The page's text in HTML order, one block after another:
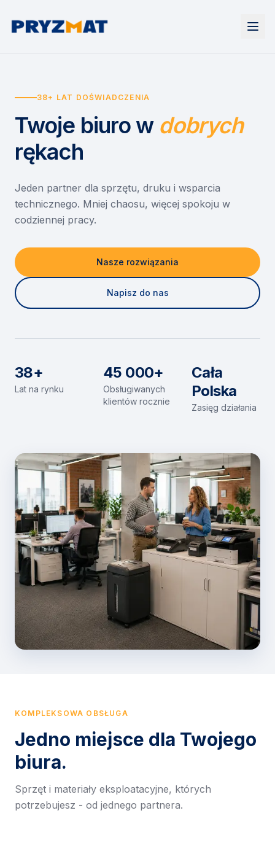
Urządzenia
Drukarki i urządzenia wielofunkcyjne
Etykiety i identyfikacja
Skanery i obieg dokumentów
Monitory interaktywne
Niszczarki dokumentów
Wynajem drukarek
Wynajem urządzeń biurowych
Asystent druku
EZD RP
Misja szkoła
Serwis
O nas
Kontakt
38+ LAT DOŚWIADCZENIA
Twoje biuro w dobrych
rękach
Jeden partner dla sprzętu, druku i wsparcia
technicznego. Mniej chaosu, więcej spokoju w
codziennej pracy.
Nasze rozwiązania
Napisz do nas
38+
Lat na rynku
45 000+
Obsługiwanych
klientów rocznie
Cała
Polska
Zasięg działania
KOMPLEKSOWA OBSŁUGA
Jedno miejsce dla Twojego
biura.
Sprzęt i materiały eksploatacyjne, których
potrzebujesz - od jednego partnera.